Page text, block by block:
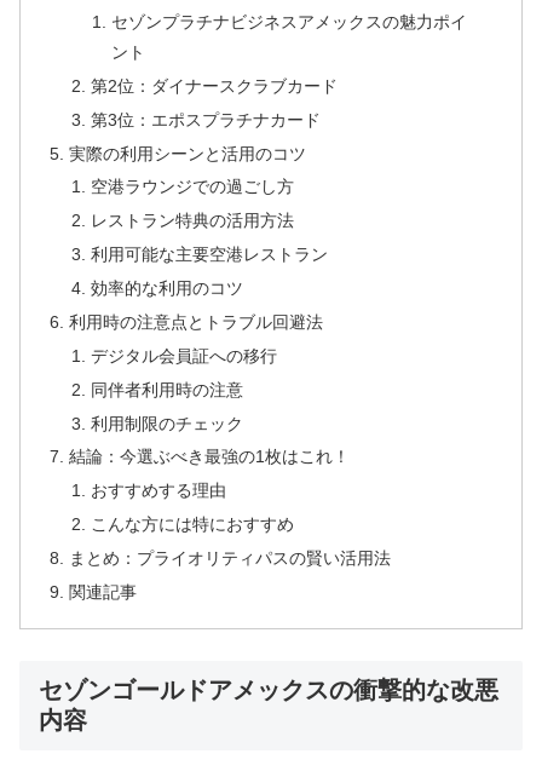
セゾンプラチナビジネスアメックスの魅力ポイ
ント
第2位：ダイナースクラブカード
第3位：エポスプラチナカード
実際の利用シーンと活用のコツ
空港ラウンジでの過ごし方
レストラン特典の活用方法
利用可能な主要空港レストラン
効率的な利用のコツ
利用時の注意点とトラブル回避法
デジタル会員証への移行
同伴者利用時の注意
利用制限のチェック
結論：今選ぶべき最強の1枚はこれ！
おすすめする理由
こんな方には特におすすめ
まとめ：プライオリティパスの賢い活用法
関連記事
セゾンゴールドアメックスの衝撃的な改悪
内容